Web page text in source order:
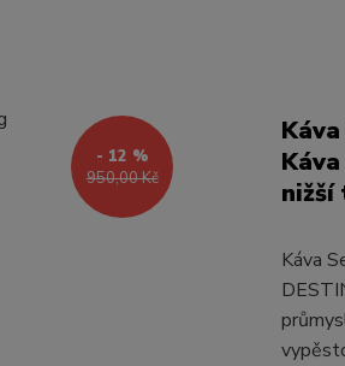
950,00 Kč
- 12 %
nižší
Káva